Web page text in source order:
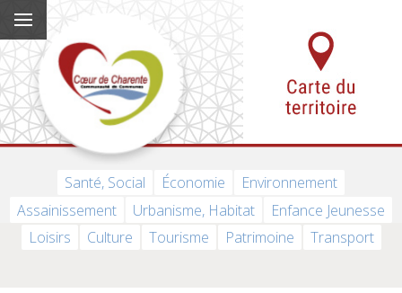
Santé, Social Économie
Environnement
Assainissement
Urbanisme, Habitat
Enfance Jeunesse
Loisirs
Culture Tourisme Patrimoine Transport